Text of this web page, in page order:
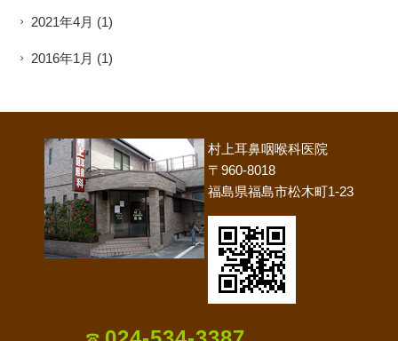
2021年4月 (1)
2016年1月 (1)
村上耳鼻咽喉科医院
〒960-8018
福島県福島市松木町1-23